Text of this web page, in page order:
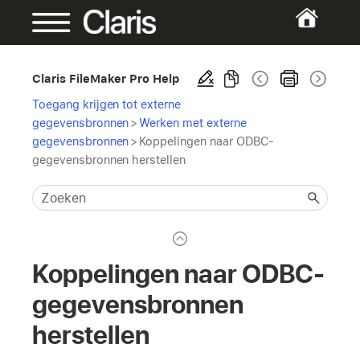
Claris FileMaker Pro Help
Toegang krijgen tot externe
gegevensbronnen> Werken met externe
gegevensbronnen> Koppelingen naar ODBC-
gegevensbronnen herstellen
Koppelingen naar ODBC-
gegevensbronnen
herstellen